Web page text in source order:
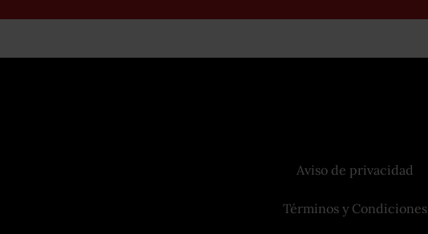
Aviso de privacidad
Términos y Condiciones